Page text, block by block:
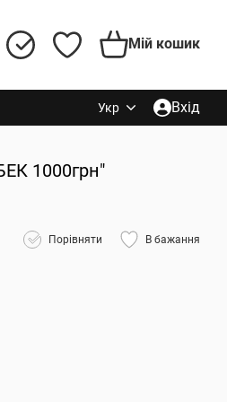
Мій кошик
Укр Вхід
1000грн"
Порівняти В бажання